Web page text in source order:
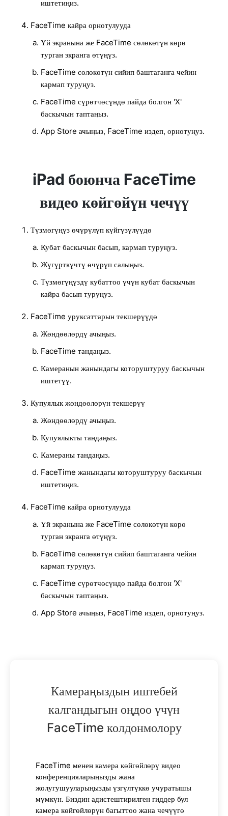
иштетиңиз.
FaceTime кайра орнотулууда
Үй экранына же FaceTime сөлөкөтүн көрө
турган экранга өтүңүз.
FaceTime сөлөкөтүн сийип баштаганга чейин
кармап туруңуз.
FaceTime сүрөтчөсүндө пайда болгон 'X'
баскычын таптаңыз.
App Store ачыңыз, FaceTime издеп, орнотуңуз.
iPad боюнча FaceTime
видео көйгөйүн чечүү
Түзмөгүңүз өчүрүлүп күйгүзүлүүдө
Кубат баскычын басып, кармап туруңуз.
Жүгүрткүчтү өчүрүп салыңыз.
Түзмөгүңүздү кубаттоо үчүн кубат баскычын
кайра басып туруңуз.
FaceTime уруксаттарын текшерүүдө
Жөндөөлөрдү ачыңыз.
FaceTime тандаңыз.
Камеранын жанындагы которуштуруу баскычын
иштетүү.
Купуялык жөндөөлөрүн текшерүү
Жөндөөлөрдү ачыңыз.
Купуялыкты тандаңыз.
Камераны тандаңыз.
FaceTime жанындагы которуштуруу баскычын
иштетиңиз.
FaceTime кайра орнотулууда
Үй экранына же FaceTime сөлөкөтүн көрө
турган экранга өтүңүз.
FaceTime сөлөкөтүн сийип баштаганга чейин
кармап туруңуз.
FaceTime сүрөтчөсүндө пайда болгон 'X'
баскычын таптаңыз.
App Store ачыңыз, FaceTime издеп, орнотуңуз.
Камераңыздын иштебей
калгандыгын оңдоо үчүн
FaceTime колдонмолору
FaceTime менен камера көйгөйлөрү видео
конференцияларыңызды жана
жолугушууларыңызды үзгүлтүккө учуратышы
мүмкүн. Биздин адистештирилген гиддер бул
камера көйгөйлөрүн багыттоо жана чечүүгө